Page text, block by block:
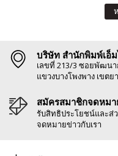
บริษัท สำนักพิมพ์เอ็
เลขที่ 213/3 ซอยพัฒนา
แขวงบางโพงพาง เขตย
สมัครสมาชิกจดหมา
รับสิทธิประโยชน์และส่
จดหมายข่าวกับเรา